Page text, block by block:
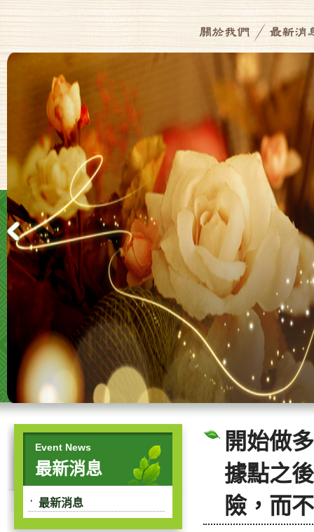
Event News
最新消息
最新消息
開始做多
據點之
險，而